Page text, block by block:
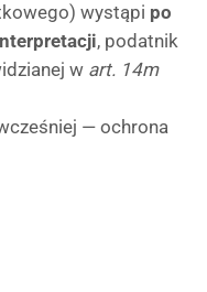
wystąpi po
, podatnik
w art. 14m
— ochrona